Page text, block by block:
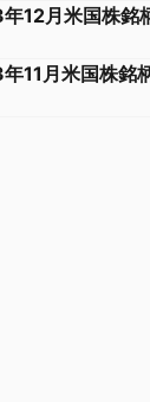
年12月米国株
年11月米国株銘